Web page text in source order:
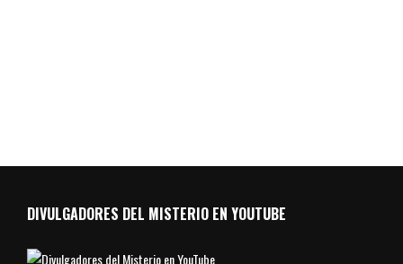
DIVULGADORES DEL MISTERIO EN YOUTUBE